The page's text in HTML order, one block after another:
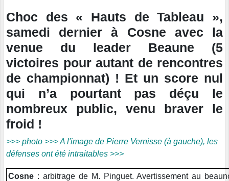
Choc des « Hauts de Tableau »,
samedi dernier à Cosne avec la
venue du leader Beaune (5
victoires pour autant de rencontres
de championnat) ! Et un score nul
qui n’a pourtant pas déçu le
nombreux public, venu braver le
froid !
>>> photo >>> A l'image de Pierre Vernisse (à gauche), les
défenses ont été intraitables >>>
Cosne : arbitrage de M. Pinguet. Avertissement au